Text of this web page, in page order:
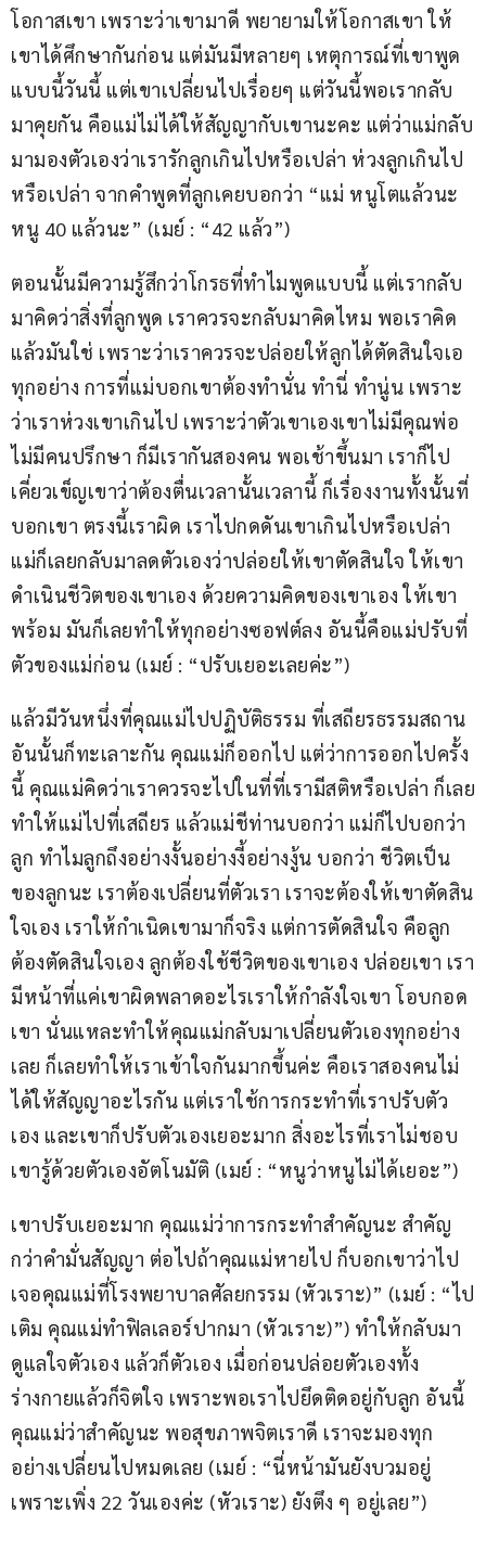
โอกาสเขา เพราะว่าเขามาดี พยายามให้โอกาสเขา ให้
เขาได้ศึกษากันก่อน แต่มันมีหลายๆ เหตุการณ์ที่เขาพูด
แบบนี้วันนี้ แต่เขาเปลี่ยนไปเรื่อยๆ แต่วันนี้พอเรากลับ
มาคุยกัน คือแม่ไม่ได้ให้สัญญากับเขานะคะ แต่ว่าแม่กลับ
มามองตัวเองว่าเรารักลูกเกินไปหรือเปล่า ห่วงลูกเกินไป
หรือเปล่า จากคำพูดที่ลูกเคยบอกว่า “แม่ หนูโตแล้วนะ
หนู 40 แล้วนะ” (เมย์ : “42 แล้ว”)
ตอนนั้นมีความรู้สึกว่าโกรธที่ทำไมพูดแบบนี้ แต่เรากลับ
มาคิดว่าสิ่งที่ลูกพูด เราควรจะกลับมาคิดไหม พอเราคิด
แล้วมันใช่ เพราะว่าเราควรจะปล่อยให้ลูกได้ตัดสินใจเอ
ทุกอย่าง การที่แม่บอกเขาต้องทำนั่น ทำนี่ ทำนู่น เพราะ
ว่าเราห่วงเขาเกินไป เพราะว่าตัวเขาเองเขาไม่มีคุณพ่อ
ไม่มีคนปรึกษา ก็มีเรากันสองคน พอเช้าขึ้นมา เราก็ไป
เคี่ยวเข็ญเขาว่าต้องตื่นเวลานั้นเวลานี้ ก็เรื่องงานทั้งนั้นที่
บอกเขา ตรงนี้เราผิด เราไปกดดันเขาเกินไปหรือเปล่า
แม่ก็เลยกลับมาลดตัวเองว่าปล่อยให้เขาตัดสินใจ ให้เขา
ดำเนินชีวิตของเขาเอง ด้วยความคิดของเขาเอง ให้เขา
พร้อม มันก็เลยทำให้ทุกอย่างซอฟต์ลง อันนี้คือแม่ปรับที่
ตัวของแม่ก่อน (เมย์ : “ปรับเยอะเลยค่ะ”)
แล้วมีวันหนึ่งที่คุณแม่ไปปฏิบัติธรรม ที่เสถียรธรรมสถาน
อันนั้นก็ทะเลาะกัน คุณแม่ก็ออกไป แต่ว่าการออกไปครั้ง
นี้ คุณแม่คิดว่าเราควรจะไปในที่ที่เรามีสติหรือเปล่า ก็เลย
ทำให้แม่ไปที่เสถียร แล้วแม่ชีท่านบอกว่า แม่ก็ไปบอกว่า
ลูก ทำไมลูกถึงอย่างงั้นอย่างงี้อย่างงู้น บอกว่า ชีวิตเป็น
ของลูกนะ เราต้องเปลี่ยนที่ตัวเรา เราจะต้องให้เขาตัดสิน
ใจเอง เราให้กำเนิดเขามาก็จริง แต่การตัดสินใจ คือลูก
ต้องตัดสินใจเอง ลูกต้องใช้ชีวิตของเขาเอง ปล่อยเขา เรา
มีหน้าที่แค่เขาผิดพลาดอะไรเราให้กำลังใจเขา โอบกอด
เขา นั่นแหละทำให้คุณแม่กลับมาเปลี่ยนตัวเองทุกอย่าง
เลย ก็เลยทำให้เราเข้าใจกันมากขึ้นค่ะ คือเราสองคนไม่
ได้ให้สัญญาอะไรกัน แต่เราใช้การกระทำที่เราปรับตัว
เอง และเขาก็ปรับตัวเองเยอะมาก สิ่งอะไรที่เราไม่ชอบ
เขารู้ด้วยตัวเองอัตโนมัติ (เมย์ : “หนูว่าหนูไม่ได้เยอะ”)
เขาปรับเยอะมาก คุณแม่ว่าการกระทำสำคัญนะ สำคัญ
กว่าคำมั่นสัญญา ต่อไปถ้าคุณแม่หายไป ก็บอกเขาว่าไป
เจอคุณแม่ที่โรงพยาบาลศัลยกรรม (หัวเราะ)” (เมย์ : “ไป
เติม คุณแม่ทำฟิลเลอร์ปากมา (หัวเราะ)”) ทำให้กลับมา
ดูแลใจตัวเอง แล้วก็ตัวเอง เมื่อก่อนปล่อยตัวเองทั้ง
ร่างกายแล้วก็จิตใจ เพราะพอเราไปยึดติดอยู่กับลูก อันนี้
คุณแม่ว่าสำคัญนะ พอสุขภาพจิตเราดี เราจะมองทุก
อย่างเปลี่ยนไปหมดเลย (เมย์ : “นี่หน้ามันยังบวมอยู่
เพราะเพิ่ง 22 วันเองค่ะ (หัวเราะ) ยังตึง ๆ อยู่เลย”)